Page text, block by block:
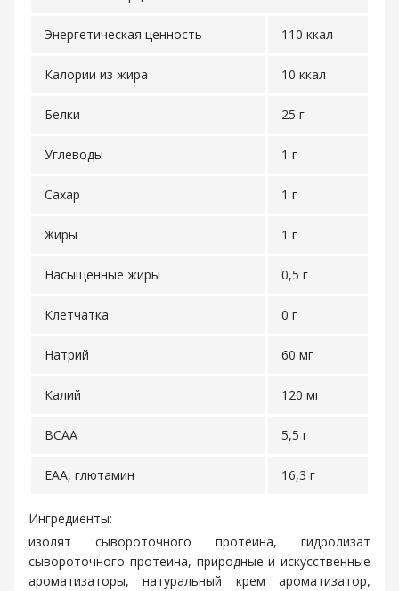
Энергетическая ценность 110 ккал
Калории из жира 10 ккал
Белки 25 г
Углеводы 1 г
Сахар 1 г
Жиры 1 г
Насыщенные жиры 0,5 г
Клетчатка 0 г
Натрий 60 мг
Калий 120 мг
BCAA 5,5 г
EAA, глютамин 16,3 г
Ингредиенты:
изолят сывороточного протеина, гидролизат
сывороточного протеина, природные и искусственные
ароматизаторы, натуральный крем ароматизатор,